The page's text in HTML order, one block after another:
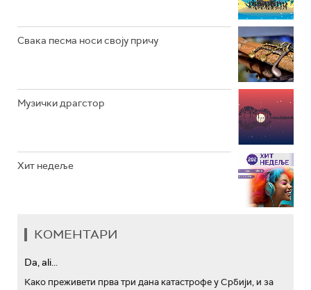
Свака песма носи своју причу
Музички драгстор
Хит недеље
КОМЕНТАРИ
Da, ali...
Како преживети прва три дана катастрофе у Србији, и за